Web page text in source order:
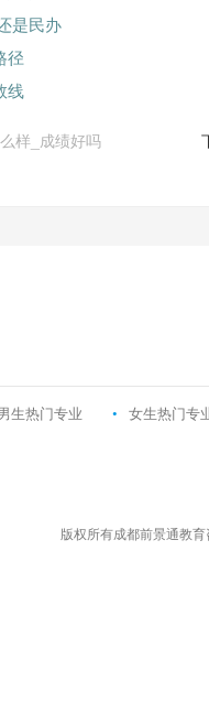
是民办
径
线
样_成绩好吗
生热门专业 • 女生热门专
版权所有成都前景通教